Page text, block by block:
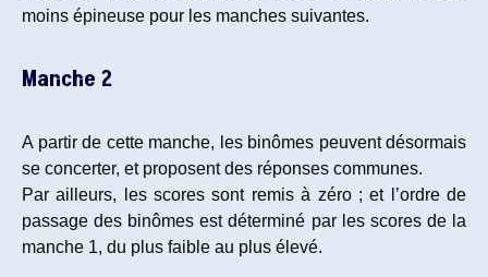
moins épineuse pour les manches suivantes.
Manche 2
A partir de cette manche, les binômes peuvent désormais
se concerter, et proposent des réponses communes.
Par ailleurs, les scores sont remis à zéro ; et l’ordre de
passage des binômes est déterminé par les scores de la
manche 1, du plus faible au plus élevé.